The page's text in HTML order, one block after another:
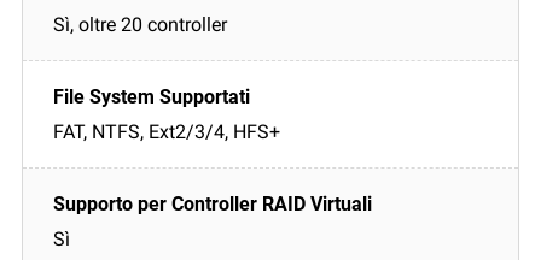
Sì, oltre 20 controller
FAT, NTFS, Ext2/3/4, HFS+
Sì